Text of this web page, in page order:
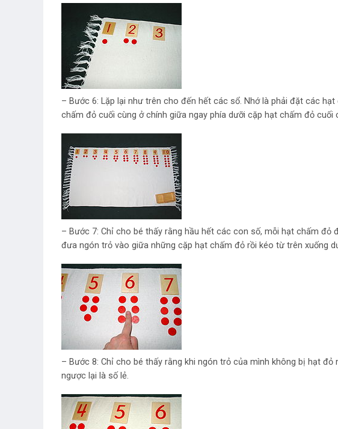
– Bước 6: Lặp lại như trên cho đến hết các sổ. Nhớ là phải đặt các
chấm đỏ cuối cùng ở chính giữa ngay phía dưỡi cặp hạt chấm đỏ cuối
– Bước 7: Chỉ cho bé thấy rằng hầu hết các con số, mỗi hạt chấm
đưa ngón trỏ vào giữa những cặp hạt chấm đỏ rồi kéo từ trên xuống
– Bước 8: Chỉ cho bé thấy rằng khi ngón trỏ của mình không bị hạt
ngược lại là số lẻ.